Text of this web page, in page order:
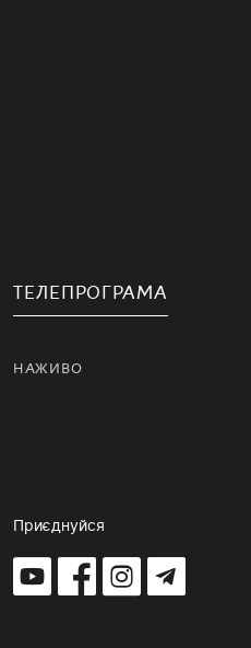
ТЕЛЕПРОГРАМА
НАЖИВО
Приєднуйся